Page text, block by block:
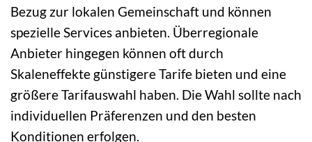
Bezug zur lokalen Gemeinschaft und können
spezielle Services anbieten. Überregionale
Anbieter hingegen können oft durch
Skaleneffekte günstigere Tarife bieten und eine
größere Tarifauswahl haben. Die Wahl sollte nach
individuellen Präferenzen und den besten
Konditionen erfolgen.